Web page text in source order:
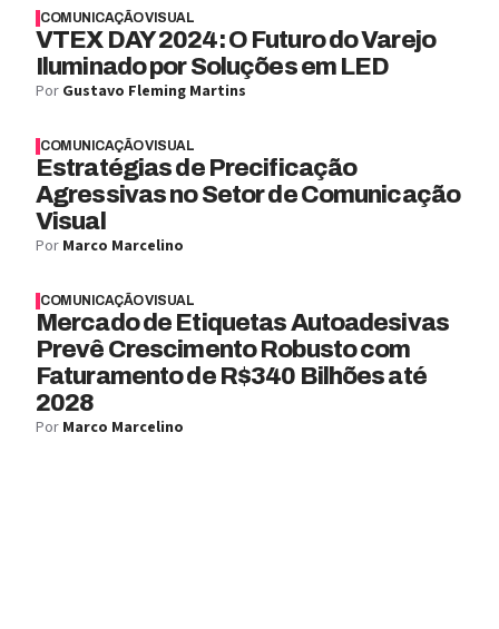
COMUNICAÇÃO VISUAL
VTEX DAY 2024: O Futuro do Varejo
Iluminado por Soluções em LED
Por Gustavo Fleming Martins
COMUNICAÇÃO VISUAL
Estratégias de Precificação
Agressivas no Setor de Comunicação
Visual
Por Marco Marcelino
COMUNICAÇÃO VISUAL
Mercado de Etiquetas Autoadesivas
Prevê Crescimento Robusto com
Faturamento de R$340 Bilhões até
2028
Por Marco Marcelino